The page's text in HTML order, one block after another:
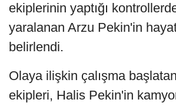
ekiplerinin yaptığı
yaralanan Arzu Pekin'in
belirlendi.
Olaya ilişkin çalışma
ekipleri, Halis Pekin'in